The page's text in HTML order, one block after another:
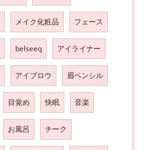
メイク化粧品 フェース
belseeq アイライナー
アイブロウ 眉ペンシル
目覚め 快眠 音楽
お風呂 チーク